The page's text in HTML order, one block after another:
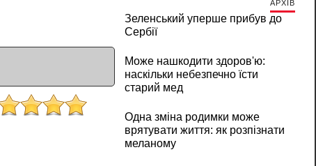
АРХІВ
Зеленський уперше прибув до
Сербії
Може нашкодити здоров'ю:
наскільки небезпечно їсти
старий мед
Одна зміна родимки може
врятувати життя: як розпізнати
меланому